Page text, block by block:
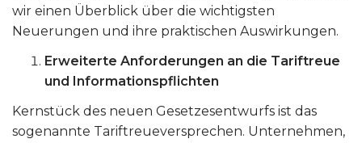
wir einen Überblick über die wichtigsten
Neuerungen und ihre praktischen Auswirkungen.
Erweiterte Anforderungen an die Tariftreue
und Informationspflichten
Kernstück des neuen Gesetzesentwurfs ist das
sogenannte Tariftreueversprechen. Unternehmen,